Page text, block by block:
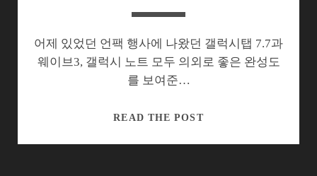
어제 있었던 언팩 행사에 나왔던 갤럭시탭 7.7과
웨이브3, 갤럭시 노트 모두 의외로 좋은 완성도
를 보여준…
READ THE POST[IFA